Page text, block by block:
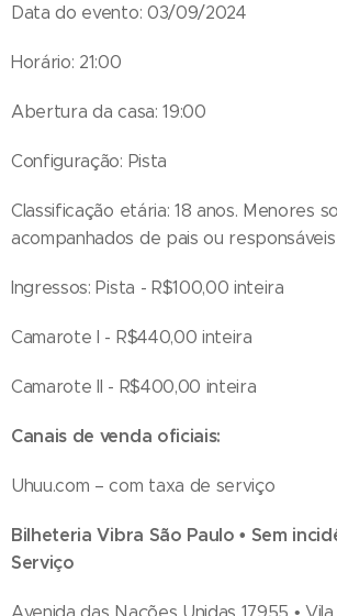
Data do evento: 03/09/2024
Horário: 21:00
Abertura da casa: 19:00
Configuração: Pista
Classificação etária: 18 anos. Menores
acompanhados de pais ou responsáveis
Ingressos: Pista - R$100,00 inteira
Camarote I - R$440,00 inteira
Camarote II - R$400,00 inteira
Canais de venda oficiais:
Uhuu.com – com taxa de serviço
Bilheteria Vibra São Paulo • Sem
Serviço